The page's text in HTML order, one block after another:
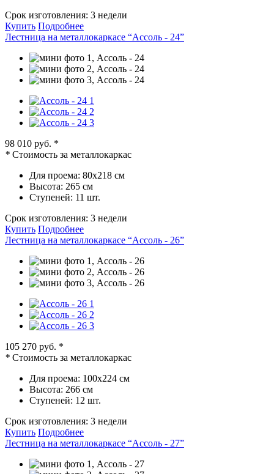
Срок изготовления: 3 недели
Купить Подробнее
Лестница на металлокаркасе “Ассоль - 24”
98 010 руб. *
* Стоимость за металлокаркас
Для проема: 80х218 см
Высота: 265 см
Ступеней: 11 шт.
Срок изготовления: 3 недели
Купить Подробнее
Лестница на металлокаркасе “Ассоль - 26”
105 270 руб. *
* Стоимость за металлокаркас
Для проема: 100х224 см
Высота: 266 см
Ступеней: 12 шт.
Срок изготовления: 3 недели
Купить Подробнее
Лестница на металлокаркасе “Ассоль - 27”